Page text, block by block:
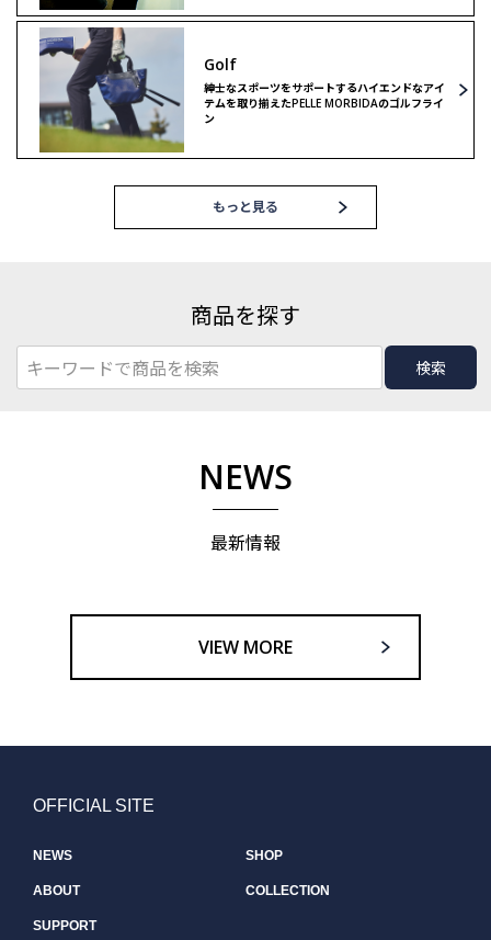
Golf
紳士なスポーツをサポートするハイエンドなアイ
テムを取り揃えたPELLE MORBIDAのゴルフライ
ン
もっと見る
商品を探す
検索
NEWS
最新情報
VIEW MORE
OFFICIAL SITE
NEWS SHOP
ABOUT COLLECTION
SUPPORT